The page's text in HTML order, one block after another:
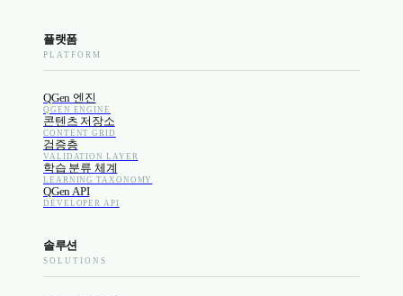
플랫폼
PLATFORM
QGen 엔진
QGEN ENGINE
콘텐츠 저장소
CONTENT GRID
검증층
VALIDATION LAYER
학습 분류 체계
LEARNING TAXONOMY
QGen API
DEVELOPER API
솔루션
SOLUTIONS